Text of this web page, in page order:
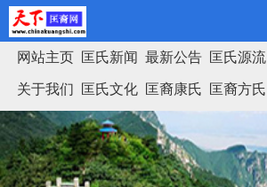
网站主页 匡氏新闻 最新公告 匡氏源流
关于我们 匡氏文化 匡裔康氏 匡裔方氏
匡氏家谱